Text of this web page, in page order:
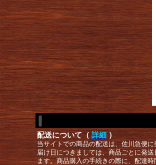
配送について（ 詳細 ）
当サイトでの商品の配送は、佐川急便
届け日につきましては、商品ごとに発
ます。商品購入の手続きの際に、配達